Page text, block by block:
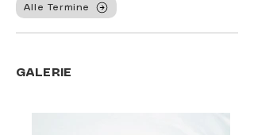
Alle Termine
GALERIE